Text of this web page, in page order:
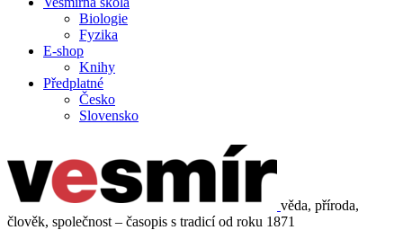
Biologie
Fyzika
E-shop
Knihy
Předplatné
Česko
Slovensko
věda, příroda,
člověk, společnost – časopis s tradicí od roku 1871